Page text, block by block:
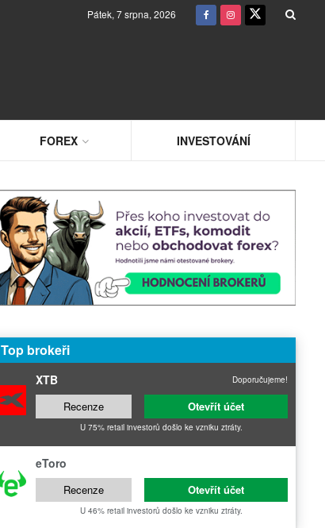
Pátek, 7 srpna, 2026
FOREX INVESTOVÁNÍ
Top brokeři
XTB Doporučujeme!
Recenze Otevřít účet
U 75% retail investorů došlo ke vzniku ztráty.
eToro
Recenze Otevřít účet
U 46% retail investorů došlo ke vzniku ztráty.